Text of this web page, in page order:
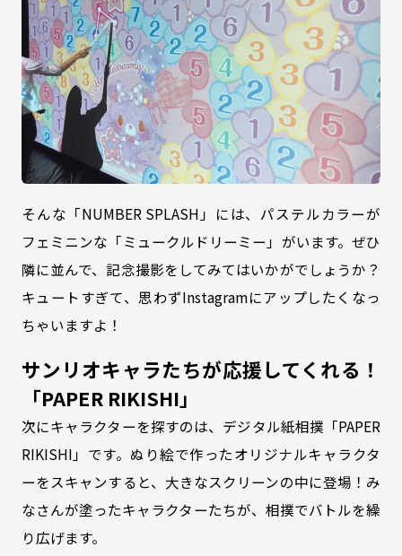
そんな「NUMBER SPLASH」には、パステルカラーが
フェミニンな「ミュークルドリーミー」がいます。ぜひ
隣に並んで、記念撮影をしてみてはいかがでしょうか？
キュートすぎて、思わずInstagramにアップしたくなっ
ちゃいますよ！
サンリオキャラたちが応援してくれる！
「PAPER RIKISHI」
次にキャラクターを探すのは、デジタル紙相撲「PAPER
RIKISHI」です。ぬり絵で作ったオリジナルキャラクタ
ーをスキャンすると、大きなスクリーンの中に登場！み
なさんが塗ったキャラクターたちが、相撲でバトルを繰
り広げます。